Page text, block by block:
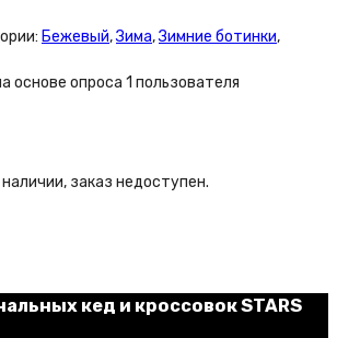
Бежевый,Зима,Зимние ботинки,
основе опроса 1 пользователя
заказ недоступен.
кед и кроссовок STARS